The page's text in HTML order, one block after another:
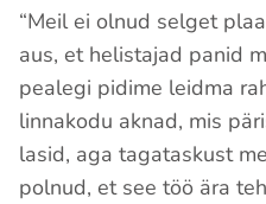
“Meil ei olnud selget
aus, et helistajad panid
pealegi pidime leidma
linnakodu aknad, mis
lasid, aga tagataskust
polnud, et see töö ära